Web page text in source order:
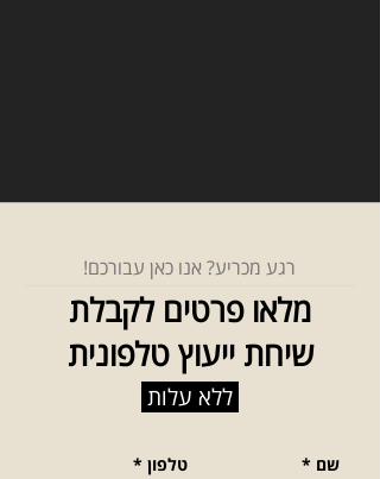
רגע מכריע? אנו כאן עבורכם!
מלאו פרטים לקבלת
שיחת ייעוץ טלפונית
ללא עלות
שם * טלפון *